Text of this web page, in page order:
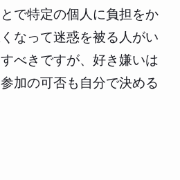
で特定の個人に負担をか
なって迷惑を被る人がい
べきですが、好き嫌いは
加の可否も自分で決める